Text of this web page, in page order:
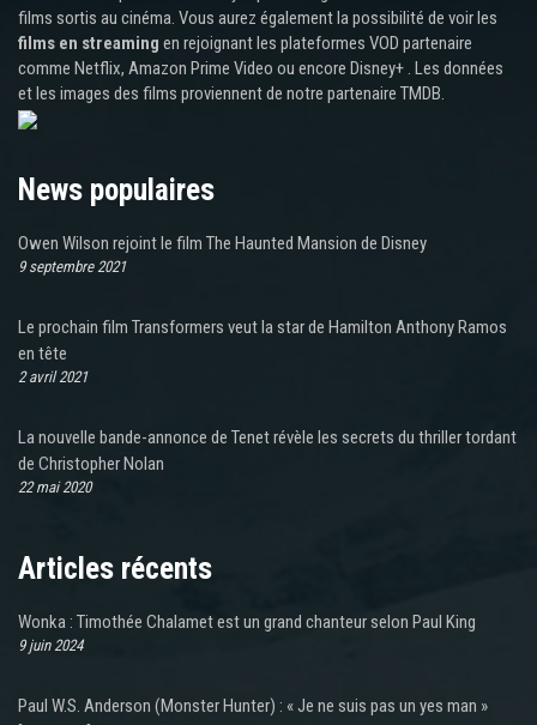
films sortis au cinéma. Vous aurez également la possibilité de voir les
films en streaming en rejoignant les plateformes VOD partenaire
comme Netflix, Amazon Prime Video ou encore Disney+ . Les données
et les images des films proviennent de notre partenaire TMDB.
News populaires
Owen Wilson rejoint le film The Haunted Mansion de Disney
9 septembre 2021
Le prochain film Transformers veut la star de Hamilton Anthony Ramos
en tête
2 avril 2021
La nouvelle bande-annonce de Tenet révèle les secrets du thriller tordant
de Christopher Nolan
22 mai 2020
Articles récents
Wonka : Timothée Chalamet est un grand chanteur selon Paul King
9 juin 2024
Paul W.S. Anderson (Monster Hunter) : « Je ne suis pas un yes man »